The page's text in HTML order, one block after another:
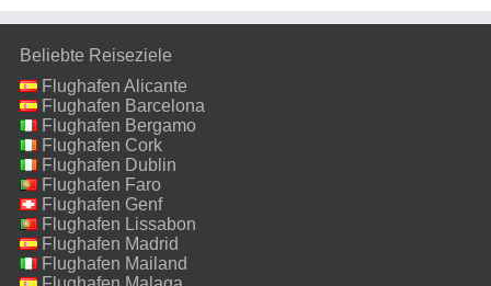
Beliebte Reiseziele
Flughafen Alicante
Flughafen Barcelona
Flughafen Bergamo
Flughafen Cork
Flughafen Dublin
Flughafen Faro
Flughafen Genf
Flughafen Lissabon
Flughafen Madrid
Flughafen Mailand